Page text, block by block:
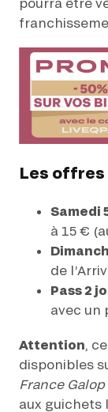
Les offres
Samedi
à 15 €
de
Pass 2
avec un
Attention,
disponibles
France
aux guichets